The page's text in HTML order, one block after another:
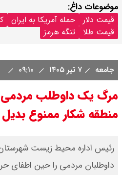
موضوعات داغ:
قیمت دلار حمله آمریکا به ایران
قیمت طلا
تنگه هرمز
جامعه ۷ تیر ۱۴۰۵
مرگ یک داوطلب
منطقه شکار ممنوع بدیل
رئیس اداره محیط زیست
داوطلبان مردمی را حین اطفای